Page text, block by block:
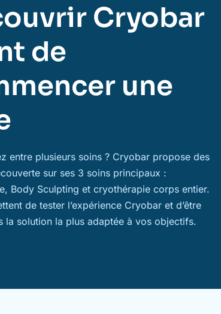
Cryobar
de
une
entre plusieurs soins ? Cryobar propose des
sur ses 3 soins principaux :
Body Sculpting et cryothérapie corps entier.
de tester l’expérience Cryobar et d’être
la solution la plus adaptée à vos objectifs.